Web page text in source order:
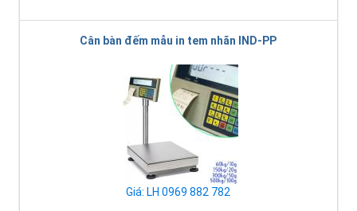
Cân bàn đếm mẫu in tem nhãn IND-PP
Giá: LH 0969 882 782